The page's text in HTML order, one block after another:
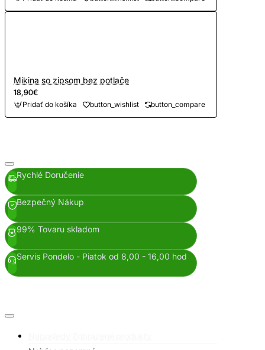
Mikina so zipsom bez potlače
18,90€
Pridať do košíka button_wishlist button_compare
Rychlé Doručenie
Bezpečný Nákup
99% Tovaru skladom
Servis Pondelo - Piatok od 8,00 - 16,00 hod